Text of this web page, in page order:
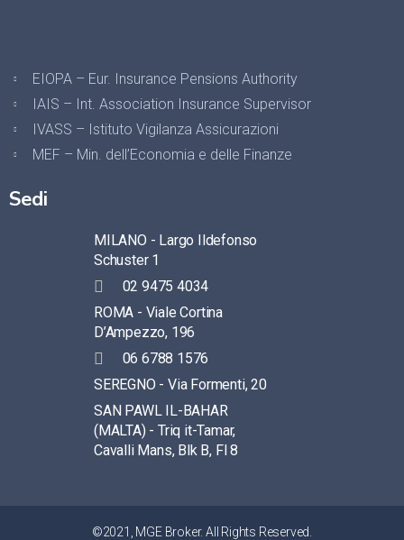
EIOPA – Eur. Insurance Pensions Authority
IAIS – Int. Association Insurance Supervisor
IVASS – Istituto Vigilanza Assicurazioni
MEF – Min. dell’Economia e delle Finanze
Sedi
MILANO - Largo Ildefonso
Schuster 1
02 9475 4034
ROMA - Viale Cortina
D’Ampezzo, 196
06 6788 1576
SEREGNO - Via Formenti, 20
SAN PAWL IL-BAHAR
(MALTA) - Triq it-Tamar,
Cavalli Mans, Blk B, Fl 8
©2021, MGE Broker. All Rights Reserved.